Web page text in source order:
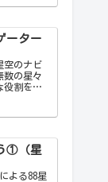
たに伝え
味にな
ーター
空のナビ
数の星々
役割を果
や探検家
は…
①（星
よる88星